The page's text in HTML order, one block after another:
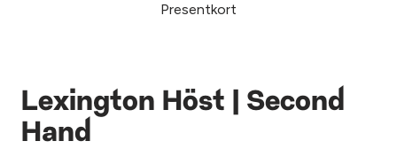
Presentkort
Lexington Höst | Second
Hand